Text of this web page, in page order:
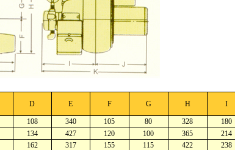
D E F G H I
108 340 105 80 328 180
134 427 120 100 365 214
162 317 155 115 422 238